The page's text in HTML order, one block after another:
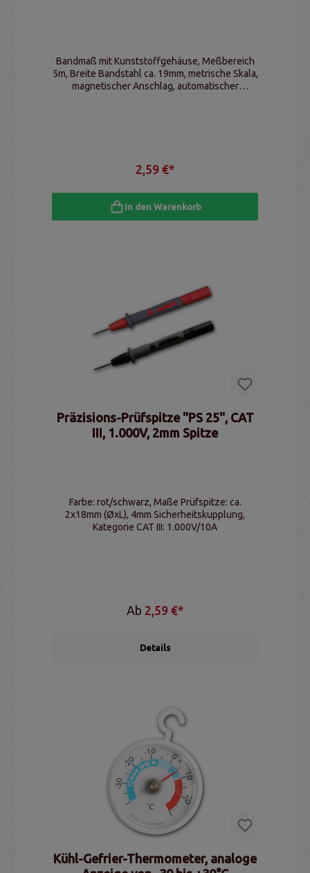
Bandmaß mit Kunststoffgehäuse, Meßbereich
5m, Breite Bandstahl ca. 19mm, metrische Skala,
magnetischer Anschlag, automatischer
2,59 €*
In den Warenkorb
Präzisions-Prüfspitze "PS 25", CAT
III, 1.000V, 2mm Spitze
Farbe: rot/schwarz, Maße Prüfspitze: ca.
2x18mm (ØxL), 4mm Sicherheitskupplung,
Kategorie CAT III: 1.000V/10A
Ab 2,59 €*
Details
Kühl-Gefrier-Thermometer, analoge